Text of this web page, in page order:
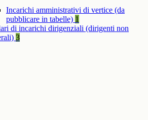
Incarichi amministrativi di vertice (da
pubblicare in tabelle) 1
di incarichi dirigenziali (dirigenti non
3